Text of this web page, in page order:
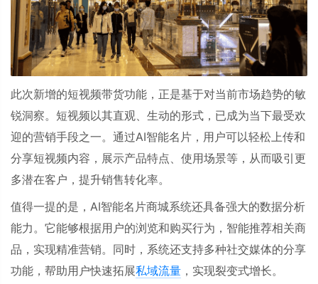
此次新增的短视频带货功能，正是基于对当前市场趋势的敏
锐洞察。短视频以其直观、生动的形式，已成为当下最受欢
迎的营销手段之一。通过AI智能名片，用户可以轻松上传和
分享短视频内容，展示产品特点、使用场景等，从而吸引更
多潜在客户，提升销售转化率。
值得一提的是， AI智能名片商城系统还具备强大的数据分析
能力。它能够根据用户的浏览和购买行为，智能推荐相关商
品，实现精准营销。同时，系统还支持多种社交媒体的分享
功能，帮助用户快速拓展私域流量 ，实现裂变式增长。